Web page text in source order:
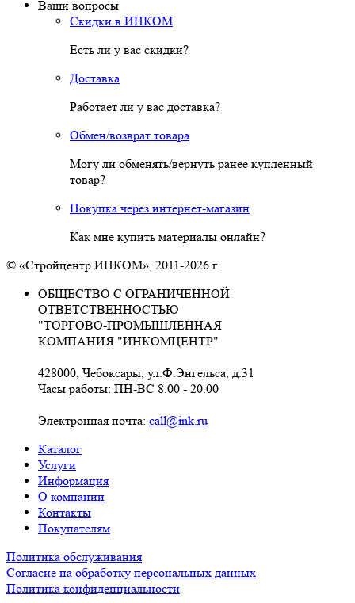
Ваши вопросы
Скидки в ИНКОМ
Есть ли у вас скидки?
Доставка
Работает ли у вас доставка?
Обмен/возврат товара
Могу ли обменять/вернуть ранее купленный
товар?
Покупка через интернет-магазин
Как мне купить материалы онлайн?
© «Стройцентр ИНКОМ», 2011-2026 г.
ОБЩЕСТВО С ОГРАНИЧЕННОЙ
ОТВЕТСТВЕННОСТЬЮ
"ТОРГОВО-ПРОМЫШЛЕННАЯ
КОМПАНИЯ "ИНКОМЦЕНТР"
428000, Чебоксары, ул.Ф.Энгельса, д.31
Часы работы: ПН-ВС 8.00 - 20.00
Электронная почта: call@ink.ru
Каталог
Услуги
Информация
О компании
Контакты
Покупателям
Политика обслуживания
Согласие на обработку персональных данных
Политика конфиденциальности